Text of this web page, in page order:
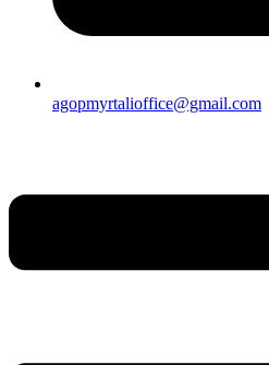
agopmyrtalioffice@gmail.com